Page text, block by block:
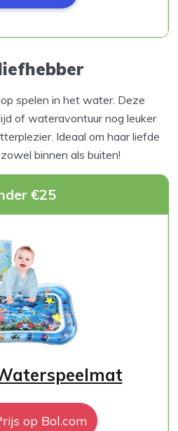
spelen in het water. Deze
of wateravontuur nog leuker
Ideaal om haar liefde
binnen als buiten!
€25
op Bol.com